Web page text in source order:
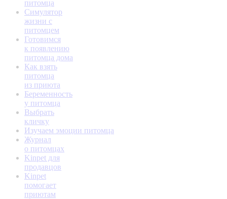
питомца
Симулятор
жизни с
питомцем
Готовимся
к появлению
питомца дома
Как взять
питомца
из приюта
Беременность
у питомца
Выбрать
кличку
Изучаем эмоции питомца
Журнал
о питомцах
Kinpet для
продавцов
Kinpet
помогает
приютам